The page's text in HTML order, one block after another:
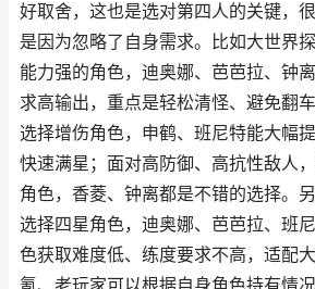
好取舍，这也是选对第四人的关键，
是因为忽略了自身需求。比如大世界
能力强的角色，迪奥娜、芭芭拉、钟
求高输出，重点是轻松清怪、避免翻
选择增伤角色，申鹤、班尼特能大幅
快速满星；面对高防御、高抗性敌人
角色，香菱、钟离都是不错的选择。
选择四星角色，迪奥娜、芭芭拉、班
色获取难度低、练度要求不高，适配